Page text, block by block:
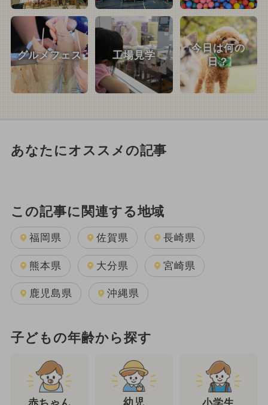
グルメフェス 工場見学
今日は何の
日？
あなたにオススメの記事
この記事に関連する地域
福岡県 佐賀県 長崎県
熊本県 大分県 宮崎県
鹿児島県 沖縄県
子どもの年齢から探す
赤ちゃん 幼児 小学生